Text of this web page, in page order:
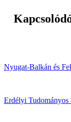
Nyugat-Balkán és
Erdélyi